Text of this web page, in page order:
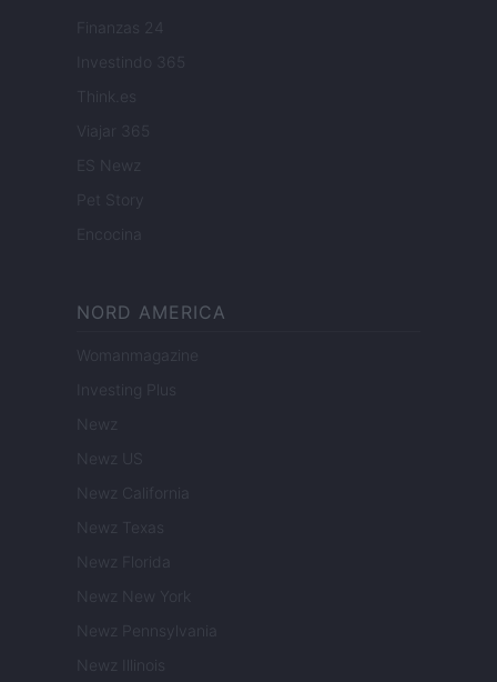
Finanzas 24
Investindo 365
Think.es
Viajar 365
ES Newz
Encocina
NORD AMERICA
Womanmagazine
Investing Plus
Newz
Newz US
Newz California
Newz Texas
Newz Florida
Newz New York
Newz Pennsylvania
Newz Illinois